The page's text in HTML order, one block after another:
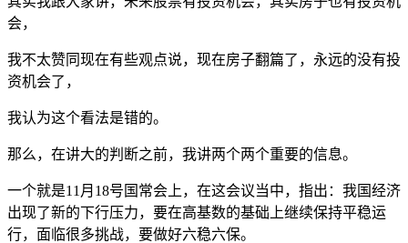
会，
我不太赞同现在有些观点说，现在房子翻篇了，永远的没有投
资机会了，
我认为这个看法是错的。
那么，在讲大的判断之前，我讲两个两个重要的信息。
一个就是11月18号国常会上，在这会议当中，指出：我国经济
出现了新的下行压力，要在高基数的基础上继续保持平稳运
行，面临很多挑战，要做好六稳六保。